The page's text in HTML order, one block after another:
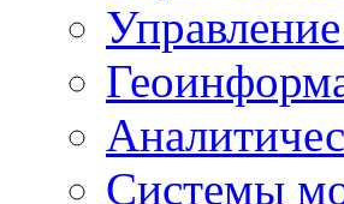
Системы